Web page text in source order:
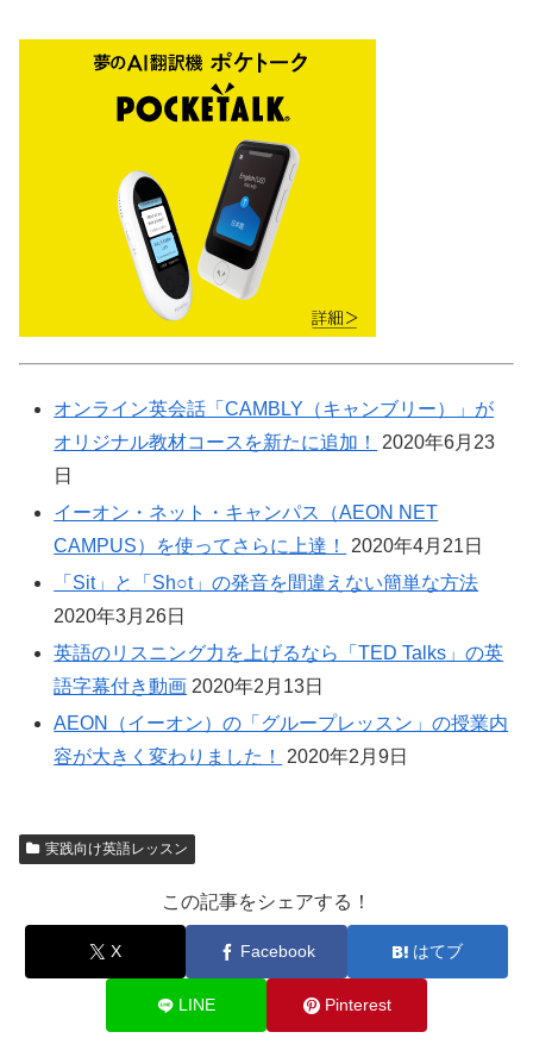
オンライン英会話「CAMBLY（キャンブリー）」が
オリジナル教材コースを新たに追加！
2020年6月23
日
イーオン・ネット・キャンパス（AEON NET
CAMPUS）を使ってさらに上達！
2020年4月21日
「Sit」と「Sh○t」の発音を間違えない簡単な方法
2020年3月26日
英語のリスニング力を上げるなら「TED Talks」の英
語字幕付き動画 2020年2月13日
AEON（イーオン）の「グループレッスン」の授業内
容が大きく変わりました！
2020年2月9日
実践向け英語レッスン
この記事をシェアする！
X Facebook はてブ
LINE Pinterest